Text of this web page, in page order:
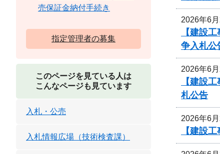
2026年6
【建設
争入札公
2026年6
【建設
札公告
2026年6
【建設
売保証金納付手続き
指定管理者の募集
このページを見ている人は
こんなページも見ています
入札・公売
入札情報広場（技術検査課）